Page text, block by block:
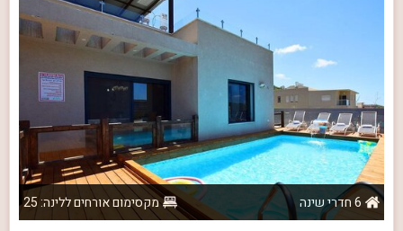
6 חדרי שינה
מקסימום אורחים ללינה: 25